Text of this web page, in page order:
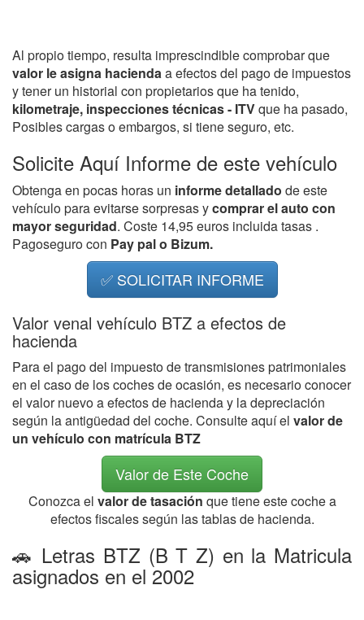
Al propio tiempo, resulta imprescindible comprobar que
valor le asigna haciendaa efectos del pago de impuestos
y tener un historial con propietarios que ha tenido,
kilometraje, inspecciones técnicas - ITVque ha pasado,
Posibles cargas o embargos, si tiene seguro, etc.
Solicite Aquí Informe de este vehículo
Obtenga en pocas horas un informe detallado de este
vehículo para evitarse sorpresas ycomprar el auto con
mayor seguridad. Coste 14,95 euros incluida tasas .
Pagoseguro con Pay pal o Bizum.
✅ SOLICITAR INFORME
Valor venal vehículo BTZ a efectos de
hacienda
Para el pago del impuesto de transmisiones patrimoniales
en el caso de los coches de ocasión, es necesario conocer
el valor nuevo a efectos de hacienda y la depreciación
según la antigüedad del coche. Consulte aquí el valor de
un vehículo con matrícula BTZ
Valor de Este Coche
Conozca el valor de tasación que tiene este coche a
efectos fiscales según las tablas de hacienda.
🚗 Letras BTZ (B T Z) en la Matricula
asignados en el 2002